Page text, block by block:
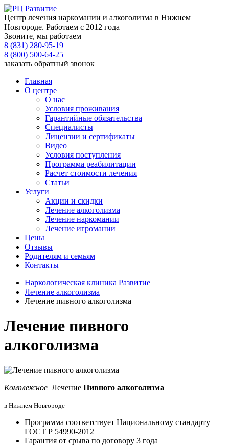
Центр лечения наркомании и алкоголизма в Нижнем
Новгороде. Работаем с 2012 года
Звоните, мы работаем
8 (831) 280-95-19
8 (800) 500-64-25
заказать обратный звонок
Главная
О центре
О нас
Условия проживания
Гарантийные обязательства
Специалисты
Лицензии и сертификаты
Видео
Условия поступления
Программа реабилитации
Расчет стоимости лечения
Статьи
Услуги
Акции и скидки
Лечение алкоголизма
Лечение наркомании
Лечение игромании
Цены
Отзывы
Родителям и семьям
Контакты
Наркологическая клиника Развитие
Лечение алкоголизма
Лечение пивного алкоголизма
Лечение пивного
алкоголизма
Комплексное Лечение Пивного алкоголизма
в Нижнем Новгороде
Программа соответствует Национальному стандарту
ГОСТ Р 54990-2012
Гарантия от срыва по договору 3 года